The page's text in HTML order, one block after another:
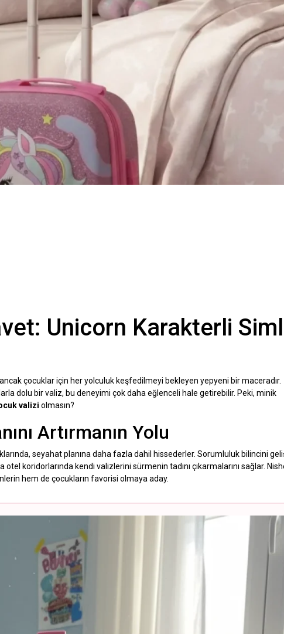
Unicorn Karakterli
çocuklar için her yolculuk keşfedilmeyi bekleyen yepyeni bir maceradır.
dolu bir valiz, bu deneyimi çok daha eğlenceli hale getirebilir. Peki, minik
valizi olmasın?
Artırmanın Yolu
seyahat planına daha fazla dahil hissederler. Sorumluluk bilincini
otel koridorlarında kendi valizlerini sürmenin tadını çıkarmalarını sağlar.
hem de çocukların favorisi olmaya aday.